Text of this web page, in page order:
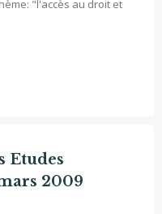
"l'accès au droit et
Etudes
2009